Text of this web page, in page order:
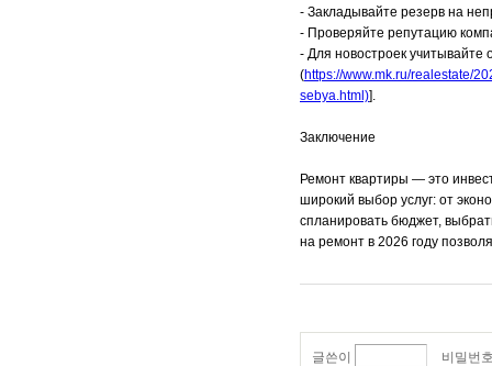
- Закладывайте резерв на
- Проверяйте репутацию
- Для новостроек
(https://www.mk.ru/realestate/
sebya.html)].
Заключение
Ремонт квартиры — это
широкий выбор услуг: от
спланировать бюджет,
на ремонт в 2026 году
글쓴이
비밀번